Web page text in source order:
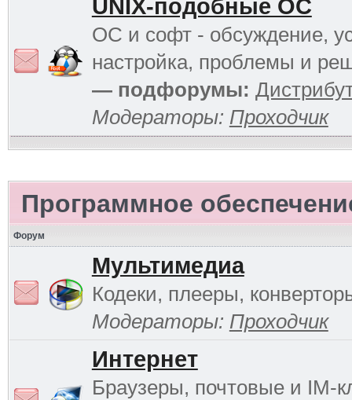
UNIX-подобные ОС
ОС и софт - обсуждение,
настройка, проблемы и
— подфорумы:
Модераторы: Проходчик
Программное
Форум
Мультимедиа
Кодеки, плееры,
Модераторы: Проходчик
Интернет
Браузеры, почтовые и IM-